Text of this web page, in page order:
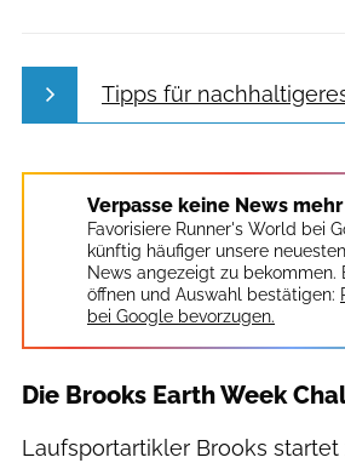
Tipps für
Verpasse keine News mehr
Favorisiere Runner's World bei
künftig häufiger unsere
News angezeigt zu bekommen.
öffnen und Auswahl bestätigen:
bei Google bevorzugen.
Die Brooks Earth Week
Laufsportartikler Brooks